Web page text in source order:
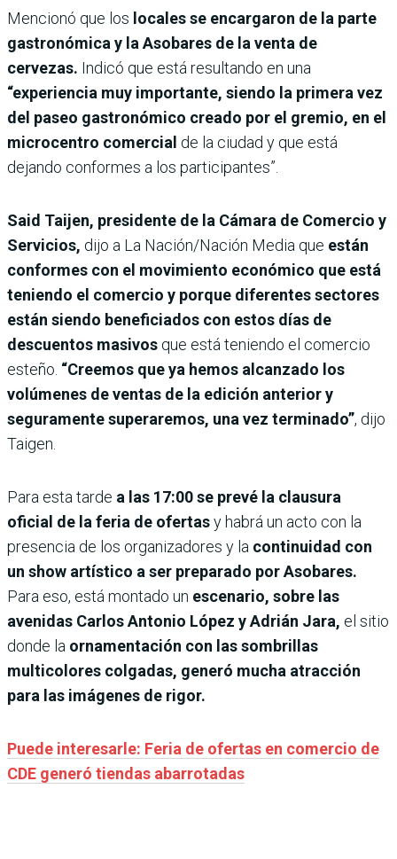
Mencionó que los locales se encargaron de la parte
gastronómica y la Asobares de la venta de
cervezas. Indicó que está resultando en una
“experiencia muy importante, siendo la primera vez
del paseo gastronómico creado por el gremio, en el
microcentro comercial de la ciudad y que está
dejando conformes a los participantes”.
Said Taijen, presidente de la Cámara de Comercio y
Servicios, dijo a La Nación/Nación Media que están
conformes con el movimiento económico que está
teniendo el comercio y porque diferentes sectores
están siendo beneficiados con estos días de
descuentos masivos que está teniendo el comercio
esteño. “Creemos que ya hemos alcanzado los
volúmenes de ventas de la edición anterior y
seguramente superaremos, una vez terminado”, dijo
Taigen.
Para esta tarde a las 17:00 se prevé la clausura
oficial de la feria de ofertasy habrá un acto con la
presencia de los organizadores y la continuidad con
un show artístico a ser preparado por Asobares.
Para eso, está montado un escenario, sobre las
avenidas Carlos Antonio López y Adrián Jara, el sitio
donde la ornamentación con las sombrillas
multicolores colgadas, generó mucha atracción
para las imágenes de rigor.
Puede interesarle: Feria de ofertas en comercio de
CDE generó tiendas abarrotadas